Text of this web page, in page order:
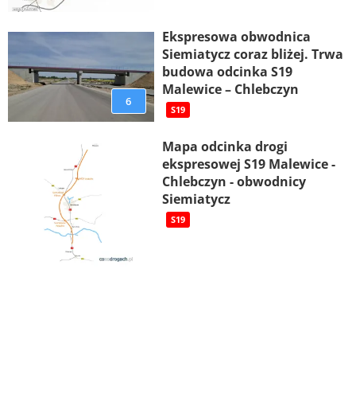
6
Ekspresowa obwodnica
Siemiatycz coraz bliżej. Trwa
budowa odcinka S19
Malewice – Chlebczyn
S19
Mapa odcinka drogi
ekspresowej S19 Malewice -
Chlebczyn - obwodnicy
Siemiatycz
S19